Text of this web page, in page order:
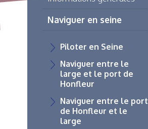
Naviguer en seine
Piloter en Seine
Naviguer entre le
large et le port de
Honfleur
Naviguer entre le port
de Honfleur et le
large